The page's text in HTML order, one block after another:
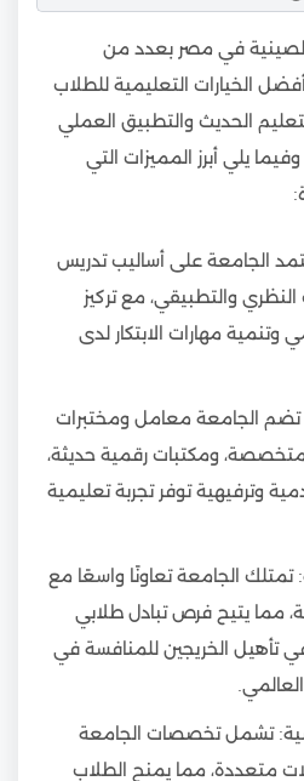
في مصر بعدد من
الخيارات التعليمية للطلاب
الحديث والتطبيق العملي
يلي أبرز المميزات التي
الجامعة على أساليب تدريس
والتطبيقي، مع تركيز
مهارات الابتكار لدى
تضم الجامعة معامل ومختبرات
متخصصة، ومكتبات رقمية حديثة،
وترفيهية توفر تجربة تعليمية
تمتلك الجامعة تعاونًا واسعًا مع
مما يتيح فرص تبادل طلابي
تأهيل الخريجين للمنافسة في
تشمل تخصصات الجامعة
متعددة، مما يمنح الطلاب